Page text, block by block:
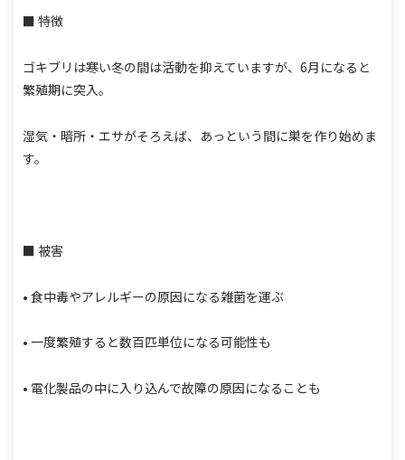
■ 特徴
ゴキブリは寒い冬の間は活動を抑えていますが、6月になると
繁殖期に突入。
湿気・暗所・エサがそろえば、あっという間に巣を作り始めま
す。
■ 被害
• 食中毒やアレルギーの原因になる雑菌を運ぶ
• 一度繁殖すると数百匹単位になる可能性も
• 電化製品の中に入り込んで故障の原因になることも